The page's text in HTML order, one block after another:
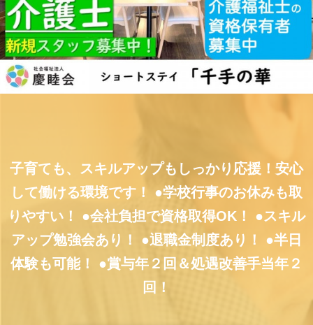
子育ても、スキルアップもしっかり応援！安心
して働ける環境です！
●学校行事のお休みも取
りやすい！
●会社負担で資格取得OK！
●スキル
アップ勉強会あり！
●退職金制度あり！
●半日
体験も可能！
●賞与年２回＆処遇改善手当年２
回！